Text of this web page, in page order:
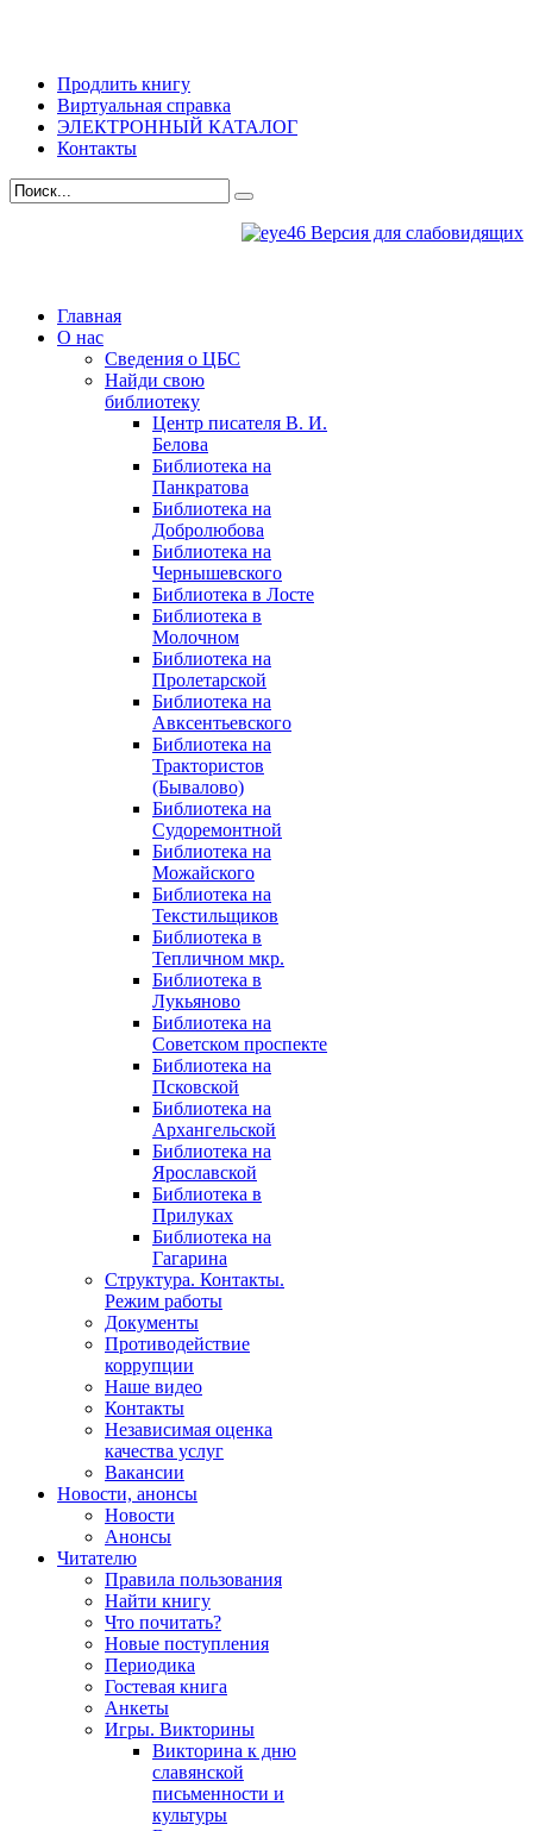
Продлить книгу
Виртуальная справка
ЭЛЕКТРОННЫЙ КАТАЛОГ
Контакты
Версия для слабовидящих
Главная
О нас
Сведения о ЦБС
Найди свою
библиотеку
Центр писателя В. И.
Белова
Библиотека на
Панкратова
Библиотека на
Добролюбова
Библиотека на
Чернышевского
Библиотека в Лосте
Библиотека в
Молочном
Библиотека на
Пролетарской
Библиотека на
Авксентьевского
Библиотека на
Трактористов
(Бывалово)
Библиотека на
Судоремонтной
Библиотека на
Можайского
Библиотека на
Текстильщиков
Библиотека в
Тепличном мкр.
Библиотека в
Лукьяново
Библиотека на
Советском проспекте
Библиотека на
Псковской
Библиотека на
Архангельской
Библиотека на
Ярославской
Библиотека в
Прилуках
Библиотека на
Гагарина
Структура. Контакты.
Режим работы
Документы
Противодействие
коррупции
Наше видео
Контакты
Независимая оценка
качества услуг
Вакансии
Новости, анонсы
Новости
Анонсы
Читателю
Правила пользования
Найти книгу
Что почитать?
Новые поступления
Периодика
Гостевая книга
Анкеты
Игры. Викторины
Викторина к дню
славянской
письменности и
культуры